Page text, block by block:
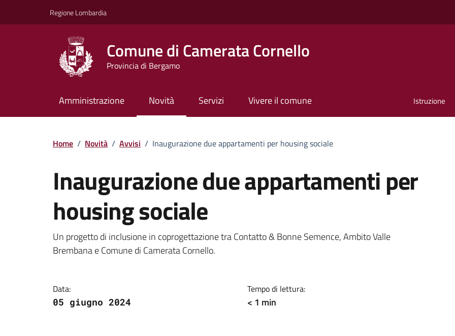
Regione Lombardia
Comune di Camerata Cornello
Provincia di Bergamo
Amministrazione Novità Servizi Vivere il comune Istruzione
Home / Novità / Avvisi / Inaugurazione due appartamenti per housing sociale
Inaugurazione due appartamenti per
housing sociale
Dettagli della notizia
Un progetto di inclusione in coprogettazione tra Contatto & Bonne Semence, Ambito Valle
Brembana e Comune di Camerata Cornello.
Data:
05 giugno 2024
Tempo di lettura:
< 1 min